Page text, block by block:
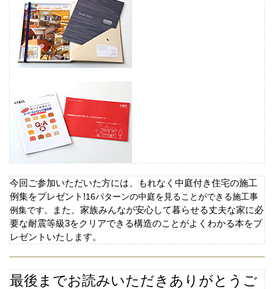
今回ご参加いただいた方には、もれなく中庭付き住宅の施工
例集をプレゼント !16パターンの中庭を見ることができる施工事
例集です。
また、家族みんなが安心して暮らせる丈夫な家に必
要な耐震等級3をクリアできる構造のことがよくわかる本をプ
レゼントいたします。
最後までお読みいただきありがとうご